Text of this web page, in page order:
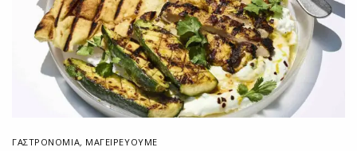
ΓΑΣΤΡΟΝΟΜΙΑ, ΜΑΓΕΙΡΕΎΟΥΜΕ